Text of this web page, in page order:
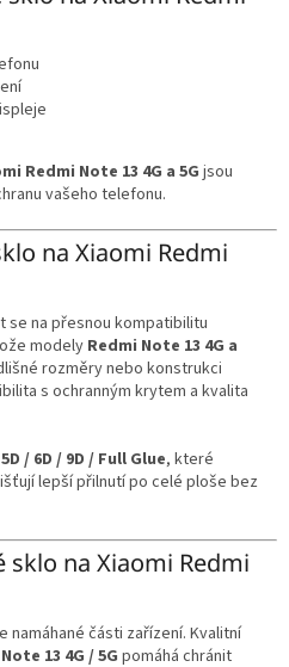
Redmi Note 13 4G a 5G jsou
vašeho telefonu.
na Xiaomi Redmi
se na přesnou kompatibilitu
modely Redmi Note 13 4G a
rozměry nebo konstrukci
s ochranným krytem a kvalita
/ 6D / 9D / Full Glue, které
lepší přilnutí po celé ploše bez
na Xiaomi Redmi
části zařízení. Kvalitní
13 4G / 5G pomáhá chránit